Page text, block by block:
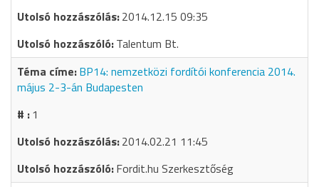
2014.12.15 09:35
Talentum Bt.
BP14: nemzetközi fordítói konferencia 2014.
május 2-3-án Budapesten
1
2014.02.21 11:45
Fordit.hu Szerkesztőség